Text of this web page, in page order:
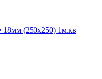
(250х250) 1м.кв